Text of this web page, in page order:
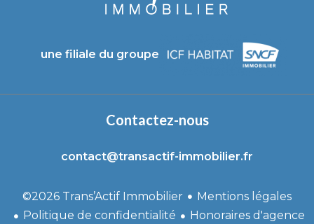
une filiale du groupe
Contactez-nous
contact@transactif-immobilier.fr
©2026 Trans’Actif Immobilier
Mentions légales
Politique de confidentialité
Honoraires d'agence